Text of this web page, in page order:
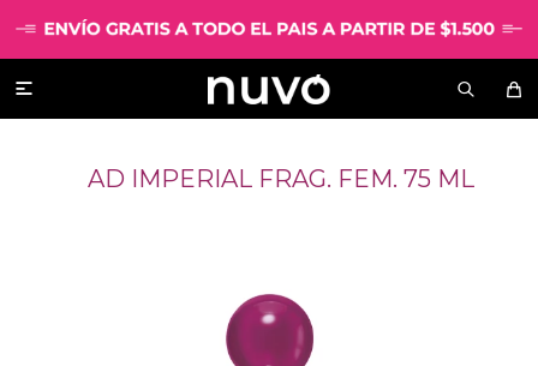

AD IMPERIAL FRAG. FEM. 75 ML